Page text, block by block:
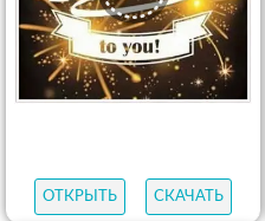
ОТКРЫТЬ СКАЧАТЬ